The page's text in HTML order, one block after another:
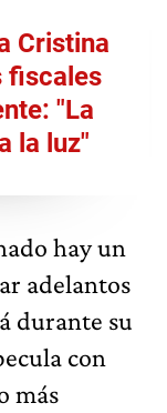
Cristina
fiscales
"La
la luz"
hay un
adelantos
durante su
con
más